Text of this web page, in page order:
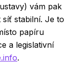
vám pak
stabilní. Je to
papíru
a legislativní
.